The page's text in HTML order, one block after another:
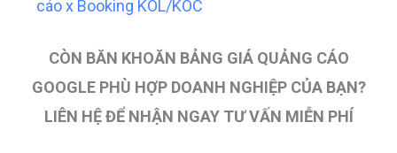
cáo x Booking KOL/KOC
CÒN BĂN KHOĂN BẢNG GIÁ QUẢNG CÁO
GOOGLE PHÙ HỢP DOANH NGHIỆP CỦA BẠN?
LIÊN HỆ ĐỂ NHẬN NGAY TƯ VẤN MIỄN PHÍ